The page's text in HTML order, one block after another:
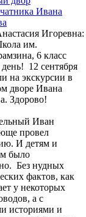
Ивана
Игоревна:
им.
6 класс
12 сентября
на экскурсии в
дворе Ивана
Здорово!
Иван
провел
И детям и
было
Без нудных
фактов, как
у некоторых
а с
историями и